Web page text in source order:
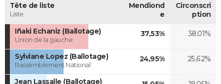
Tête de liste
Liste
Mendiond
e
Circonscri
ption
Iñaki Echaniz (Ballotage)
Union de la gauche
37,53% 38,01%
Sylviane Lopez (Ballotage)
Rassemblement National
24,95% 25,62%
Jean Lassalle (Ballotage)